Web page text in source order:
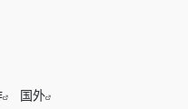
国外